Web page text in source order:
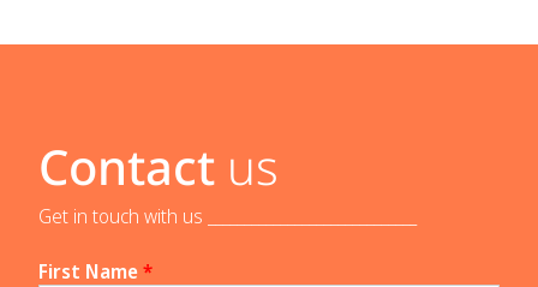
Contact us
Get in touch with us _____________________________
First Name*